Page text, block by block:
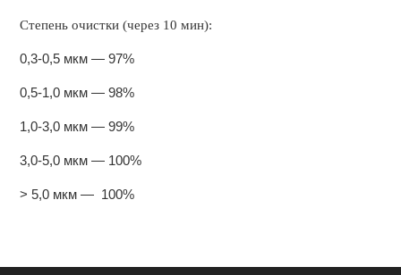
Степень очистки (через 10 мин):
0,3-0,5 мкм — 97%
0,5-1,0 мкм — 98%
1,0-3,0 мкм — 99%
3,0-5,0 мкм — 100%
˃ 5,0 мкм — 100%